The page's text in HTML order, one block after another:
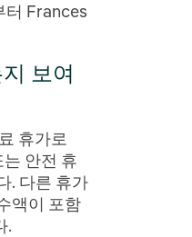
터 Frances
보여
휴가로
안전 휴
. 다른 휴가
액이 포함
.